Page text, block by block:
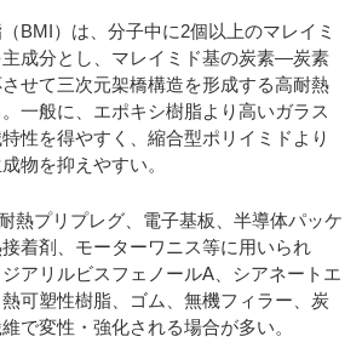
BMI）は、分子中に2個以上のマレイミ
主成分とし、マレイミド基の炭素―炭素
せて三次元架橋構造を形成する高耐熱
一般に、エポキシ樹脂より高いガラス
性を得やすく、縮合型ポリイミドより
物を抑えやすい。
熱プリプレグ、電子基板、半導体パッケ
着剤、モーターワニス等に用いられ
アリルビスフェノールA、シアネートエ
可塑性樹脂、ゴム、無機フィラー、炭
で変性・強化される場合が多い。